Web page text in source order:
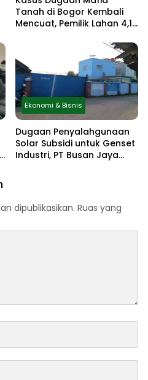
Tanah di Bogor Kembali
Mencuat, Pemilik Lahan 4,1
Perlindungan Hukum
Ekonomi & Bisnis
Dugaan Penyalahgunaan
Solar Subsidi untuk Genset
Industri, PT Busan Jaya
dipublikasikan. Ruas yang